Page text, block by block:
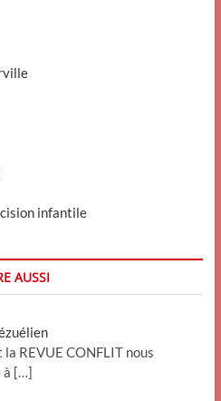
infantile
AUSSI
REVUE CONFLIT nous
[…]